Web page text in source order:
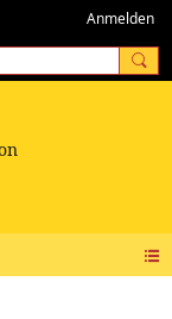
Anmelden